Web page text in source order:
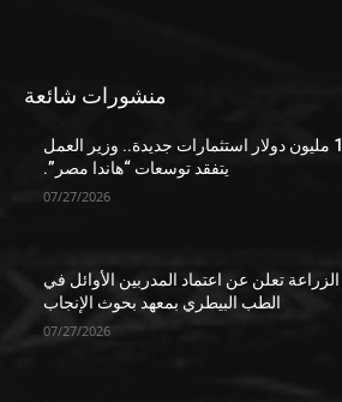
منشورات شائعة
100 مليون دولار استثمارات جديدة.. وزير العمل
يتفقد توسعات “هاندا مصر”.
07/27/2026
الزراعة تعلن عن اعتماد المدربين الأوائل في
الطب البيطري بمعهد بحوث الإنجاب
07/27/2026